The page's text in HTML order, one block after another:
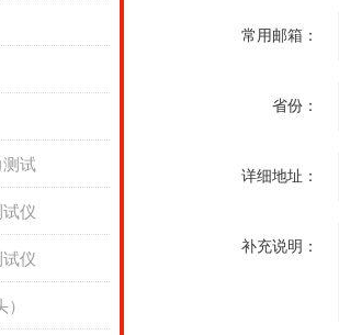
试
仪
仪
常用邮箱：
省份：
详细地址：
补充说明：